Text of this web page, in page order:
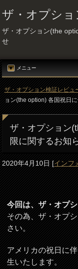
ザ・オプシ
ザ・オプション(the
せ
メニュー
ザ・オプション検証レビュ
ョン(the option) 各国祝日
ザ・オプション
限に関するお知
2020年4月10日[インフ
今回は、ザ・オプ
その為、ザ・オプ
さい。
アメリカの祝日に
生いたします。